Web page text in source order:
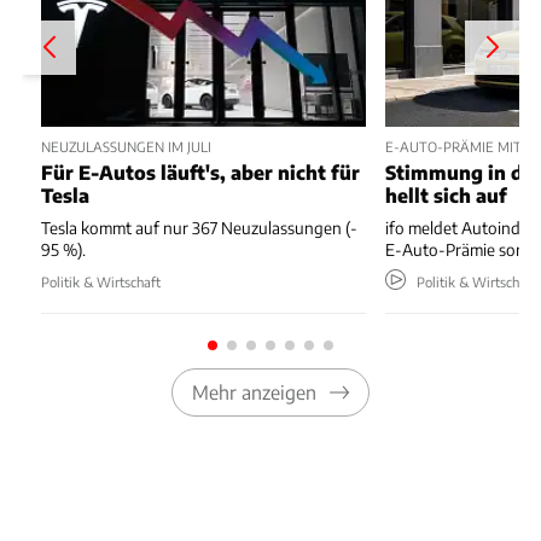
NEUZULASSUNGEN IM JULI
Für E-Autos läuft's, aber nicht für
Tesla
Tesla kommt auf nur 367 Neuzulassungen (-
95 %).
Politik & Wirtschaft
E-AUTO-PRÄMIE MIT
Stimmung in
hellt sich auf
ifo meldet
E-Auto-Prämie
Politik & Wirtschaft
Mehr anzeigen